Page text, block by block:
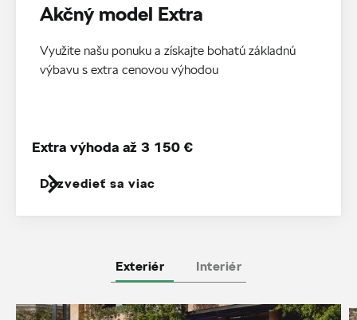
Akčný model Extra
Využite našu ponuku a získajte bohatú základnú
výbavu s extra cenovou výhodou
Dozvedieť sa viac
Extra výhoda až 3 150 €
Exteriér Interiér